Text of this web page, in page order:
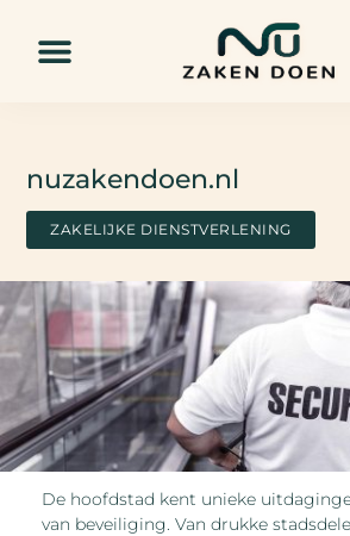
nuzakendoen.nl
ZAKELIJKE DIENSTVERLENING
De hoofdstad kent unieke
van beveiliging. Van drukke